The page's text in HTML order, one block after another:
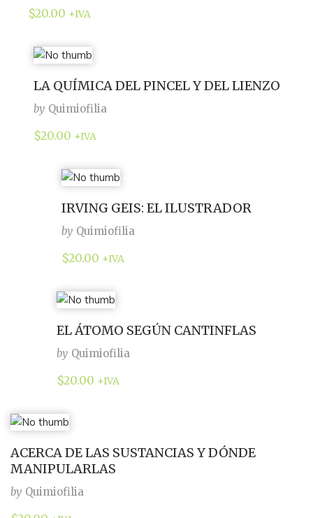
$20.00 +IVA
LA QUÍMICA DEL PINCEL Y DEL LIENZO
by Quimiofilia
$20.00 +IVA
IRVING GEIS: EL ILUSTRADOR
by Quimiofilia
$20.00 +IVA
EL ÁTOMO SEGÚN CANTINFLAS
by Quimiofilia
$20.00 +IVA
ACERCA DE LAS SUSTANCIAS Y DÓNDE
MANIPULARLAS
by Quimiofilia